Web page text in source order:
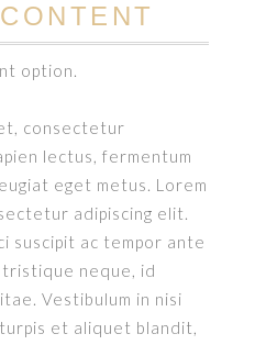
option.
consectetur
lectus, fermentum
eget metus. Lorem
adipiscing elit.
suscipit ac tempor ante
neque, id
Vestibulum in nisi
et aliquet blandit,